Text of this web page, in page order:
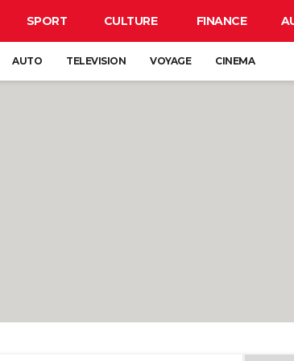
SPORT CULTURE FINANCE
AUTO TELEVISION VOYAGE CINEMA